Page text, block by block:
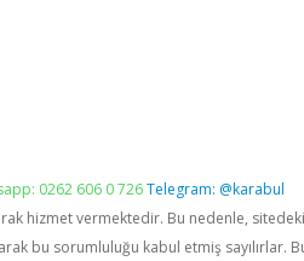
0262 606 0 726Telegram: @karabul
hizmet vermektedir. Bu nedenle,
bu sorumluluğu kabul etmiş sayılırlar.